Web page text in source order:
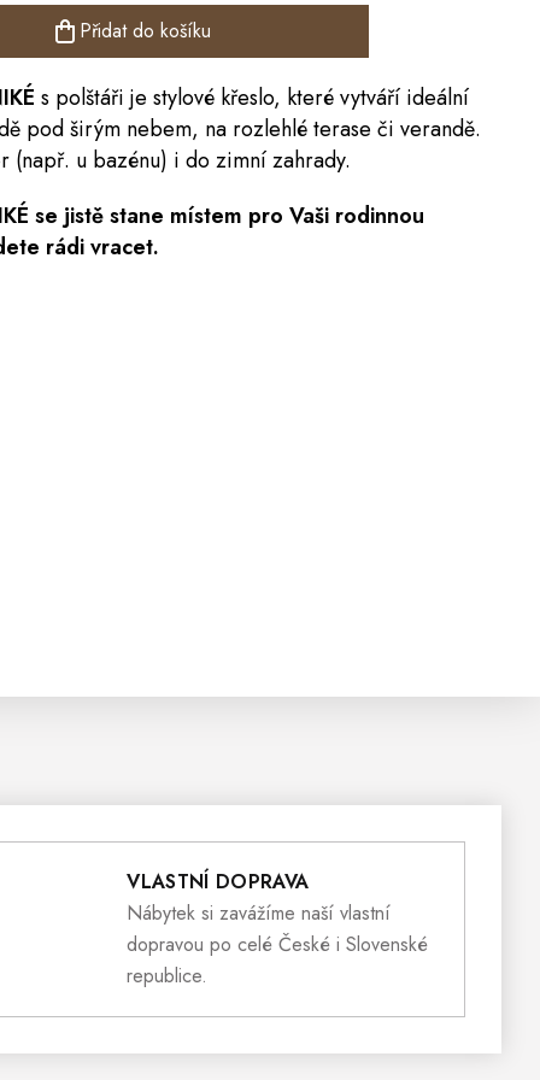
Přidat do košíku
s polštáři je stylové křeslo, které vytváří ideální
pod širým nebem, na rozlehlé terase či verandě.
(např. u bazénu) i do zimní zahrady.
se jistě stane místem pro Vaši rodinnou
rádi vracet.
VLASTNÍ DOPRAVA
Nábytek si zavážíme naší vlastní
dopravou po celé České i Slovenské
republice.